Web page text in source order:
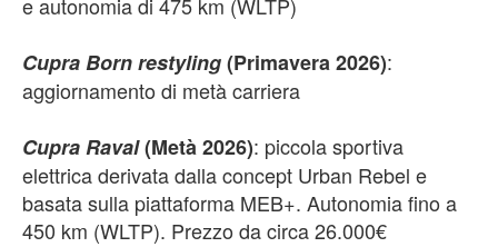
Cupra Born restyling(Primavera 2026):
aggiornamento di metà carriera
Cupra Raval(Metà 2026): piccola sportiva
elettrica derivata dalla concept Urban Rebel e
basata sulla piattaforma MEB+. Autonomia fino a
450 km (WLTP). Prezzo da circa 26.000€